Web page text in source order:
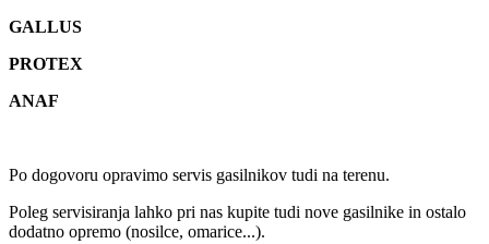
GALLUS
PROTEX
ANAF
Po dogovoru opravimo servis gasilnikov tudi na terenu.
Poleg servisiranja lahko pri nas kupite tudi nove gasilnike in ostalo
dodatno opremo (nosilce, omarice...).